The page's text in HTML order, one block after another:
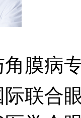
角膜病
联合